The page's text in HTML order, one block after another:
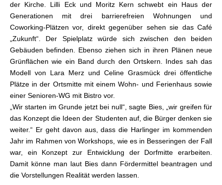
der Kirche. Lilli Eck und Moritz Kern schwebt ein Haus der
Generationen mit drei barrierefreien Wohnungen und
Coworking-Plätzen vor, direkt gegenüber sehen sie das Café
„Zukunft“. Der Spielplatz würde sich zwischen den beiden
Gebäuden befinden. Ebenso ziehen sich in ihren Plänen neue
Grünflächen wie ein Band durch den Ortskern. Indes sah das
Modell von Lara Merz und Celine Grasmück drei öffentliche
Plätze in der Ortsmitte mit einem Wohn- und Ferienhaus sowie
einer Senioren-WG mit Bistro vor.
„Wir starten im Grunde jetzt bei null“, sagte Bies, „wir greifen für
das Konzept die Ideen der Studenten auf, die Bürger denken sie
weiter.“ Er geht davon aus, dass die Harlinger im kommenden
Jahr im Rahmen von Workshops, wie es in Besseringen der Fall
war, ein Konzept zur Entwicklung der Dorfmitte erarbeiten.
Damit könne man laut Bies dann Fördermittel beantragen und
die Vorstellungen Realität werden lassen.